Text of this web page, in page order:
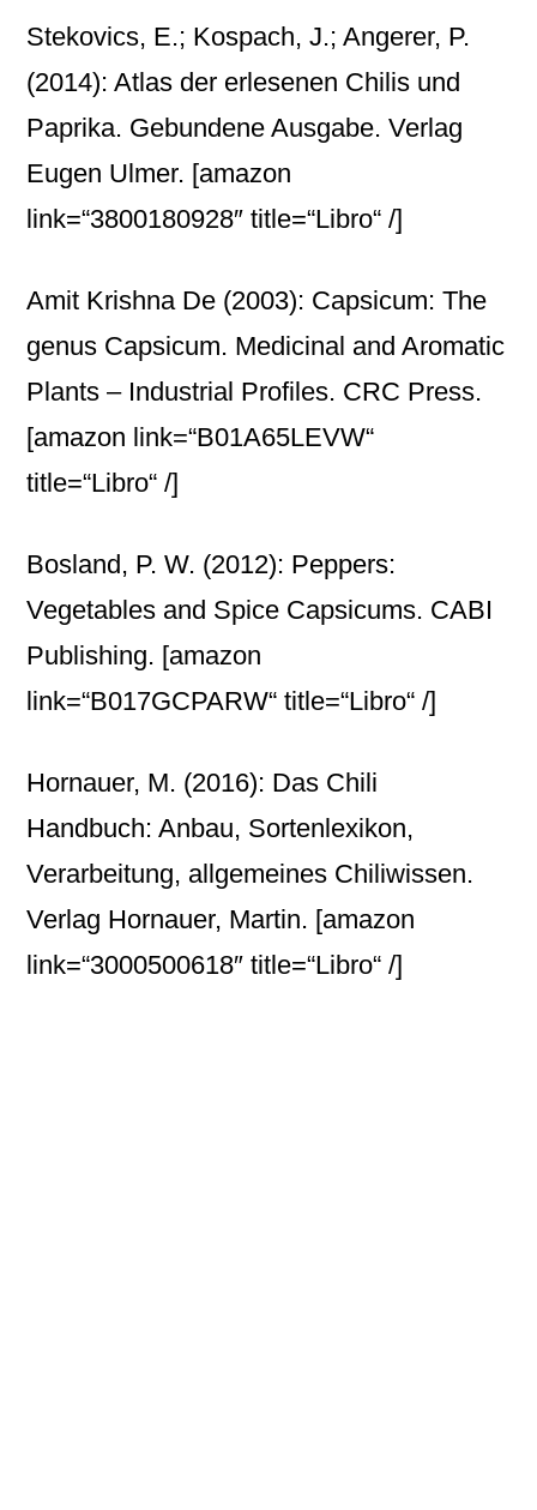
Stekovics, E.; Kospach, J.; Angerer, P.
(2014): Atlas der erlesenen Chilis und
Paprika. Gebundene Ausgabe. Verlag
Eugen Ulmer. [amazon
link=“3800180928″ title=“Libro“ /]
Amit Krishna De (2003): Capsicum: The
genus Capsicum. Medicinal and Aromatic
Plants – Industrial Profiles. CRC Press.
[amazon link=“B01A65LEVW“
title=“Libro“ /]
Bosland, P. W. (2012): Peppers:
Vegetables and Spice Capsicums. CABI
Publishing. [amazon
link=“B017GCPARW“ title=“Libro“ /]
Hornauer, M. (2016): Das Chili
Handbuch: Anbau, Sortenlexikon,
Verarbeitung, allgemeines Chiliwissen.
Verlag Hornauer, Martin. [amazon
link=“3000500618″ title=“Libro“ /]